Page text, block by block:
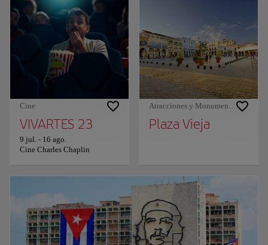
Cine
VIVARTES 23
9 jul. - 16 ago.
Cine Charles Chaplin
Atracciones y Monumentos
Plaza Vieja